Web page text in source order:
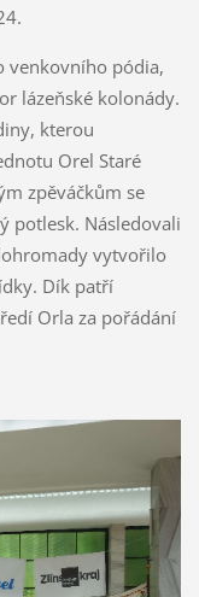
venkovního pódia,
lázeňské kolonády.
kterou
Orel Staré
zpěváčkům se
potlesk. Následovali
vytvořilo
Dík patří
Orla za pořádání